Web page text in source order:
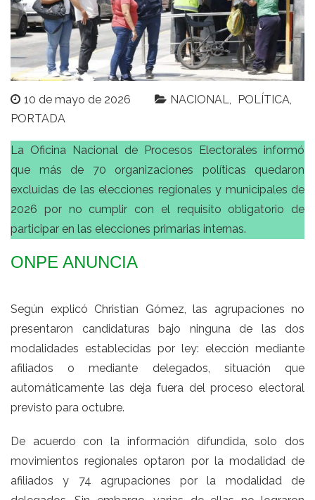
10 de mayo de 2026 NACIONAL
POLÍTICA
PORTADA
La Oficina Nacional de Procesos Electorales informó
que más de 70 organizaciones políticas quedaron
excluidas de las elecciones regionales y municipales de
2026 por no cumplir con el requisito obligatorio de
participar en las elecciones primarias internas.
ONPE ANUNCIA
Según explicó Christian Gómez, las agrupaciones no
presentaron candidaturas bajo ninguna de las dos
modalidades establecidas por ley: elección mediante
afiliados o mediante delegados, situación que
automáticamente las deja fuera del proceso electoral
previsto para octubre.
De acuerdo con la información difundida, solo dos
movimientos regionales optaron por la modalidad de
afiliados y 74 agrupaciones por la modalidad de